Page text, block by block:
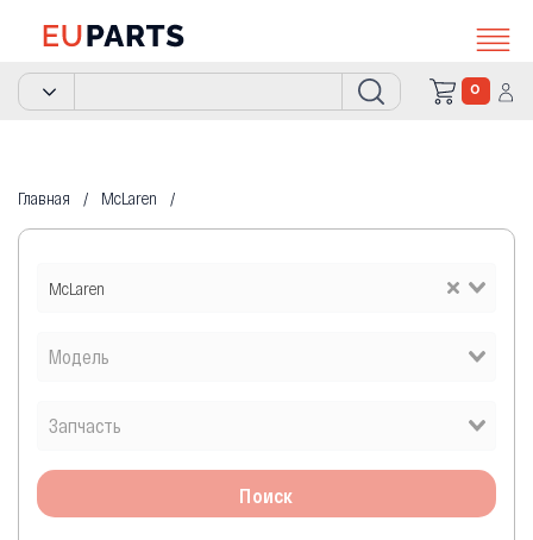
0
Главная McLaren
McLaren
Поиск